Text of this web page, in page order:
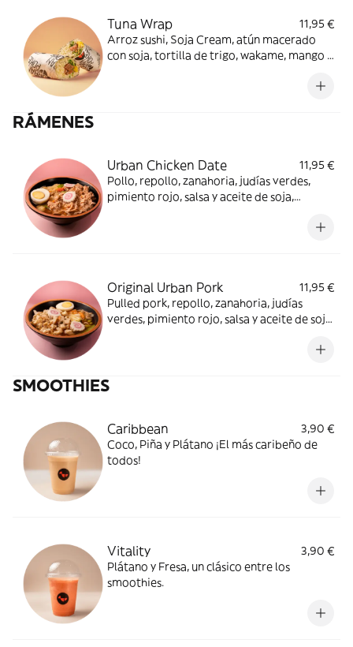
Tuna Wrap
11,95 €
Arroz sushi, Soja Cream, atún macerado
con soja, tortilla de trigo, wakame, mango y
RÁMENES
Urban Chicken Date
11,95 €
Pollo, repollo, zanahoria, judías verdes,
pimiento rojo, salsa y aceite de soja,
Original Urban Pork
11,95 €
Pulled pork, repollo, zanahoria, judías
verdes, pimiento rojo, salsa y aceite de soja,
pimienta negra, huevo cocido y naruto. Un
SMOOTHIES
Caribbean
3,90 €
Coco, Piña y Plátano ¡El más caribeño de
todos!
Vitality
3,90 €
Plátano y Fresa, un clásico entre los
smoothies.